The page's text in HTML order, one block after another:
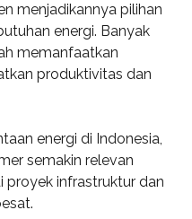
menjadikannya pilihan
energi. Banyak
memanfaatkan
produktivitas dan
energi di Indonesia,
semakin relevan
infrastruktur dan